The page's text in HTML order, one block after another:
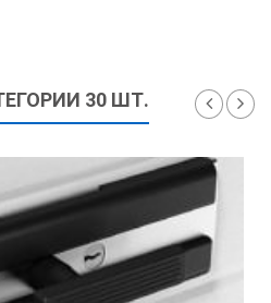
30 ШТ.